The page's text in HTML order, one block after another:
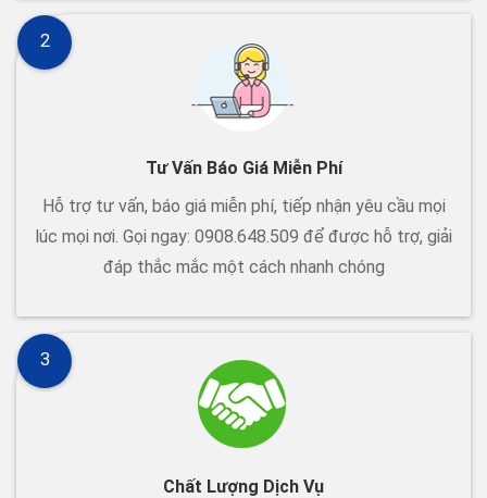
Tư Vấn Báo Giá Miễn Phí
Hỗ trợ tư vấn, báo giá miễn phí, tiếp nhận yêu cầu mọi
lúc mọi nơi. Gọi ngay: 0908.648.509 để được hỗ trợ, giải
đáp thắc mắc một cách nhanh chóng
2
Chất Lượng Dịch Vụ
3